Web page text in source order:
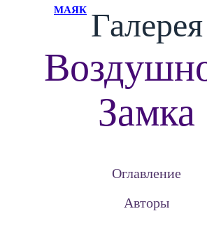
МАЯК Галерея
Замка
Оглавление
Авторы